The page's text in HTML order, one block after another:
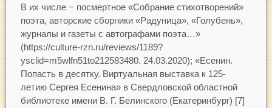
В их числе − посмертное «Собрание стихотворений»
поэта, авторские сборники «Радуница», «Голубень»,
журналы и газеты с автографами поэта…»
(https://culture-rzn.ru/reviews/1189?
ysclid=m5wlfn51to212583480. 24.03.2020); «Есенин.
Попасть в десятку. Виртуальная выставка к 125-
летию Сергея Есенина» в Свердловской областной
библиотеке имени В. Г. Белинского (Екатеринбург) [7]